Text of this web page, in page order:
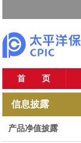
首 页
信息披露
产品净值披露